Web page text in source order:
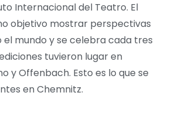
Internacional del Teatro. El
objetivo mostrar perspectivas
mundo y se celebra cada tres
tuvieron lugar en
y Offenbach. Esto es lo que se
en Chemnitz.